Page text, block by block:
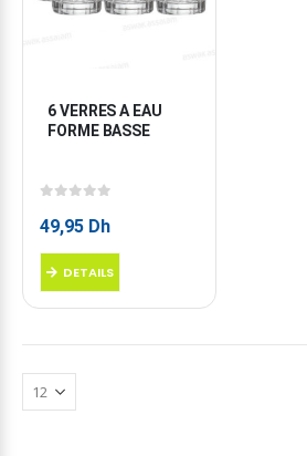
6 VERRES A EAU
FORME BASSE
49,95 Dh
DETAILS